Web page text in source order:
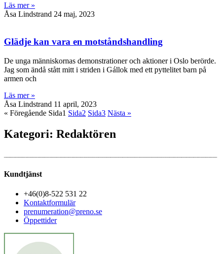
Läs mer »
Åsa Lindstrand 24 maj, 2023
Glädje kan vara en motståndshandling
De unga människornas demonstrationer och aktioner i Oslo berörde.
Jag som ändå stått mitt i striden i Gállok med ett pyttelitet barn på
armen och
Läs mer »
Åsa Lindstrand 11 april, 2023
« Föregående Sida1 Sida2 Sida3 Nästa »
Kategori: Redaktören
Kundtjänst
+46(0)8-522 531 22
Kontaktformulär
prenumeration@preno.se
Öppettider